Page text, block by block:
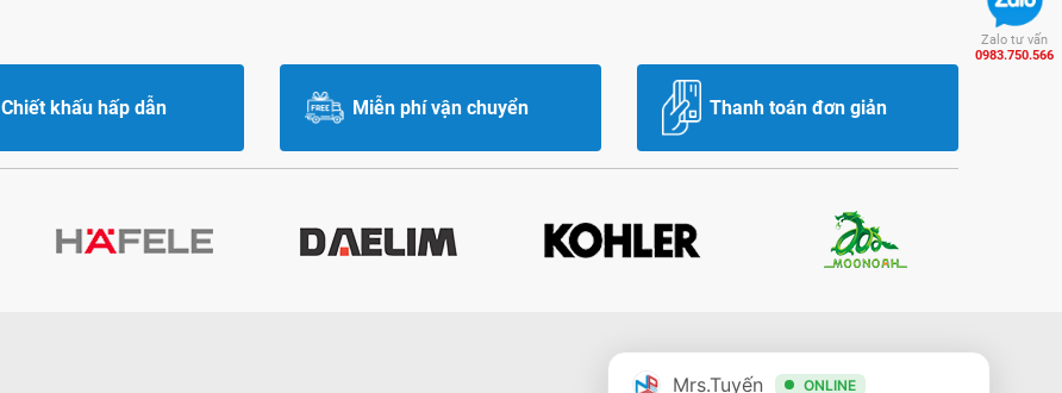
Chiết khấu hấp dẫn Miễn phí vận chuyển Thanh toán đơn giản
Zalo tư vấn
0983.750.566
Mrs.Tuyến ONLINE